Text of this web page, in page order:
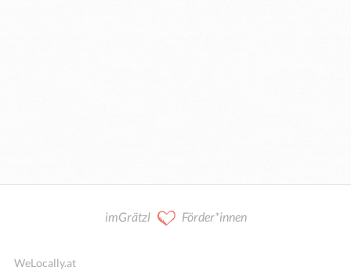
imGrätzl Förder*innen
WeLocally.at